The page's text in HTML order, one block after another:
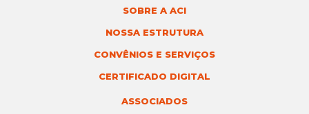
SOBRE A ACI
NOSSA ESTRUTURA
CONVÊNIOS E SERVIÇOS
CERTIFICADO DIGITAL
ASSOCIADOS